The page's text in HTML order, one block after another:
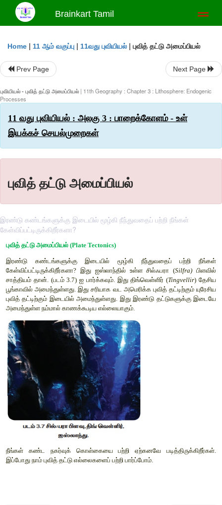
Brainkart Tamil
Home | 11 ஆம் வகுப்பு | 11வது புவியியல் | புவித் தட்டு அமைப்பியல்
Prev Page Next Page
புவியியல் - புவித் தட்டு அமைப்பியல் | 11th Geography : Chapter 3 : Lithosphere: Endogenic
Processes
11 வது புவியியல் : அலகு 3 : பாறைக்கோளம் - உள்
இயக்கச் செயல்முறைகள்
புவித் தட்டு அமைப்பியல்
இரண்டு கண்டங்களுக்கு இடையில் மூழ்கி நீந்துவதைப் பற்றி நீங்கள்
கேள்விப்பட்டிருக்கிறீர்களா?
புவித் தட்டு அமைப்பியல் (Plate Tectonics)
இரண்டு கண்டங்களுக்கு இடையில் மூழ்கி நீந்துவதைப்
கேள்விப்பட்டிருக்கிறீர்களா?இது ஐஸ்லாந்தில் உள்ள சில்ஃபரா (
சாத்தியம் தான். (படம்3.7)ஐ பார்க்கவும். இது திங்வெள்ளிர் (
பூங்காவில் அமைந்துள்ளது. இது சரியாக வட அமெரிக்க புவித்
புவித் தட்டிற்கும் இடையில் அமைந்துள்ளது. இது இரண்டு
அமைந்துள்ள நம்மால் காணக்கூடிய எல்லையாகும்.